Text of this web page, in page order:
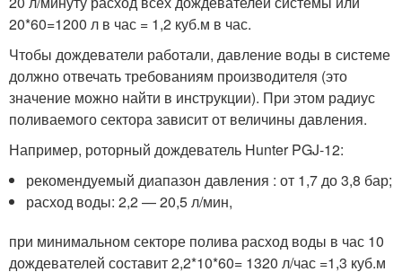
20*60=1200 л в час = 1,2 куб.м в час.
Чтобы дождеватели работали, давление воды в системе
должно отвечать требованиям производителя (это
значение можно найти в инструкции). При этом радиус
поливаемого сектора зависит от величины давления.
Например, роторный дождеватель Hunter PGJ-12:
рекомендуемый диапазон давления : от 1,7 до 3,8 бар;
расход воды: 2,2 — 20,5 л/мин,
при минимальном секторе полива расход воды в час 10
дождевателей составит 2,2*10*60= 1320 л/час =1,3 куб.м